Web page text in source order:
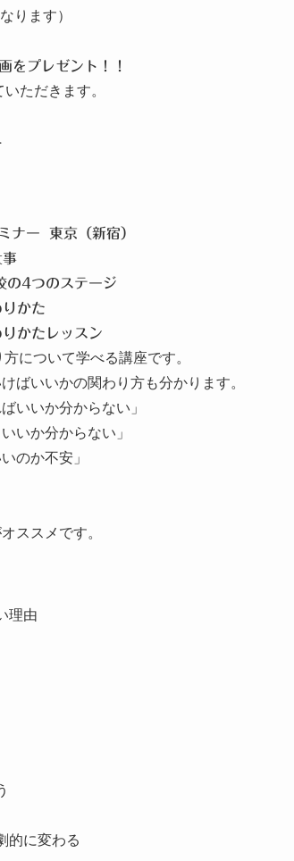
ります）
をプレゼント！！
ただきます。
ナー 東京（新宿）
4つのステージ
かた
かたレッスン
について学べる講座です。
ばいいかの関わり方も分かります。
いいか分からない」
いか分からない」
のか不安」
ススメです。
理由
的に変わる